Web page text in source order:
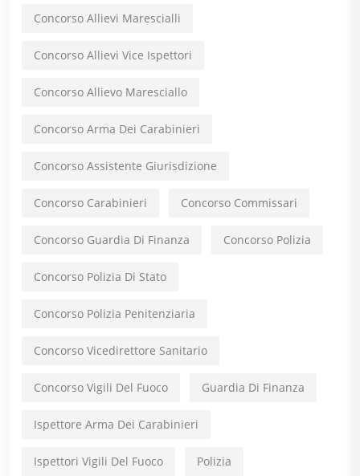
Concorso Allievi Marescialli
Concorso Allievi Vice Ispettori
Concorso Allievo Maresciallo
Concorso Arma Dei Carabinieri
Concorso Assistente Giurisdizione
Concorso Carabinieri Concorso Commissari
Concorso Guardia Di Finanza Concorso Polizia
Concorso Polizia Di Stato
Concorso Polizia Penitenziaria
Concorso Vicedirettore Sanitario
Concorso Vigili Del Fuoco Guardia Di Finanza
Ispettore Arma Dei Carabinieri
Ispettori Vigili Del Fuoco Polizia